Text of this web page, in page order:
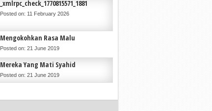
_xmlrpc_check_1770815571_1881
Posted on: 11 February 2026
Mengokohkan Rasa Malu
Posted on: 21 June 2019
Mereka Yang Mati Syahid
Posted on: 21 June 2019